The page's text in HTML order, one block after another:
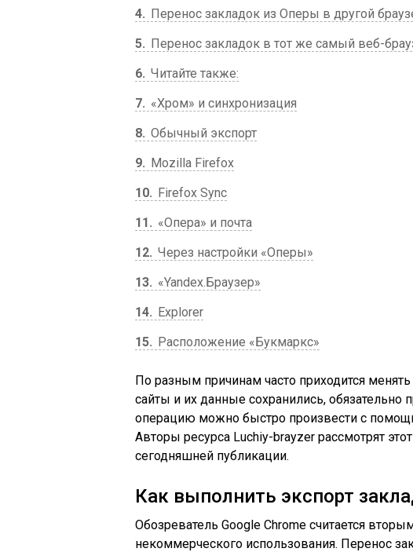
4
Перенос закладок из Оперы в другой
5
Перенос закладок в тот же самый веб-
6 Читайте также:
7
«Хром» и синхронизация
8 Обычный экспорт
9
Mozilla Firefox
10
Firefox Sync
11
«Опера» и почта
12 Через настройки «Оперы»
13
«Yandex.Браузер»
14
Explorer
15
Расположение «Букмаркс»
По разным причинам часто приходится
сайты и их данные сохранились, обязательно
операцию можно быстро произвести с
Авторы ресурса Luchiy-brayzer рассмотрят
сегодняшней публикации.
Как выполнить экспорт
Обозреватель Google Chrome считается
некоммерческого использования. Перенос